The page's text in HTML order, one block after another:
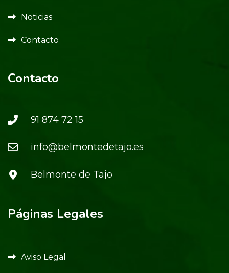
Noticias
Contacto
Contacto
91 874 72 15
info@belmontedetajo.es
Belmonte de Tajo
Páginas Legales
Aviso Legal